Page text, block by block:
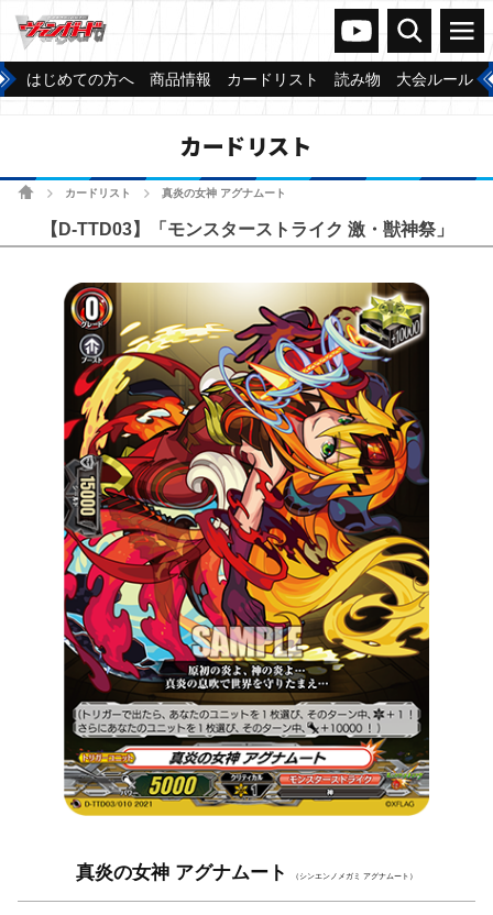
ヴァンガードch
検索 メニュー
はじめての方へ 商品情報 カードリスト 読み物 大会ルール
カードリスト
ホームカードリスト 真炎の女神 アグナムート
【D-TTD03】「モンスターストライク 激・獣神祭」
真炎の女神 アグナムート （シンエンノメガミ アグナムート）